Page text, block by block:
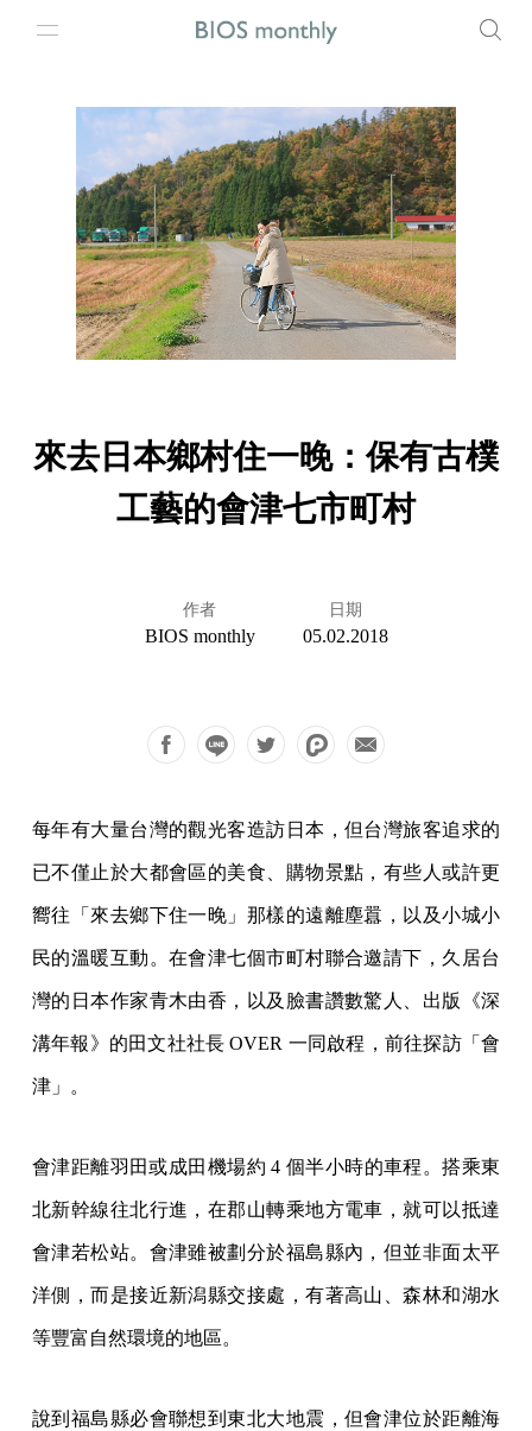
來去日本鄉村住一晚：保有古樸
工藝的會津七市町村
作者
BIOS monthly
日期
05.02.2018
每年有大量台灣的觀光客造訪日本，但台灣旅客追求的
已不僅止於大都會區的美食、購物景點，有些人或許更
嚮往「來去鄉下住一晚」那樣的遠離塵囂，以及小城小
民的溫暖互動。在會津七個市町村聯合邀請下，久居台
灣的日本作家青木由香，以及臉書讚數驚人、出版《深
溝年報》的田文社社長 OVER 一同啟程，前往探訪「會
津」。
會津距離羽田或成田機場約 4 個半小時的車程。搭乘東
北新幹線往北行進，在郡山轉乘地方電車，就可以抵達
會津若松站。會津雖被劃分於福島縣內，但並非面太平
洋側，而是接近新潟縣交接處，有著高山、森林和湖水
等豐富自然環境的地區。
說到福島縣必會聯想到東北大地震，但會津位於距離海